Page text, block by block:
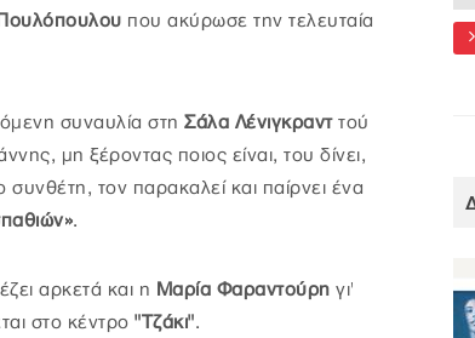
Πουλόπουλου που ακύρωσε την τελευταία
συναυλία στη Σάλα Λένιγκραντ τού
μη ξέροντας ποιος είναι, του δίνει,
τον παρακαλεί και παίρνει ένα
.
αρκετά και η Μαρία Φαραντούρη γι'
στο κέντρο "Τζάκι".